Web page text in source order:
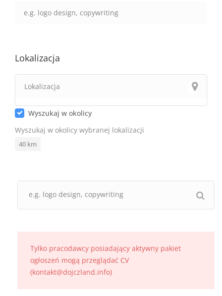
Lokalizacja
Wyszukaj w okolicy
Wyszukaj w okolicy wybranej lokalizacji
40 km
Tylko pracodawcy posiadający aktywny pakiet
ogłoszeń mogą przeglądać CV
(kontakt@dojczland.info)